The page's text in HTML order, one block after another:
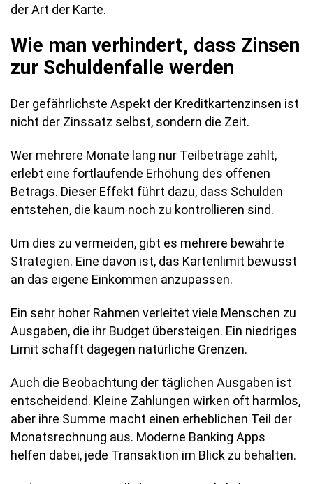
der Art der Karte.
Wie man verhindert, dass Zinsen
zur Schuldenfalle werden
Der gefährlichste Aspekt der Kreditkartenzinsen ist
nicht der Zinssatz selbst, sondern die Zeit.
Wer mehrere Monate lang nur Teilbeträge zahlt,
erlebt eine fortlaufende Erhöhung des offenen
Betrags. Dieser Effekt führt dazu, dass Schulden
entstehen, die kaum noch zu kontrollieren sind.
Um dies zu vermeiden, gibt es mehrere bewährte
Strategien. Eine davon ist, das Kartenlimit bewusst
an das eigene Einkommen anzupassen.
Ein sehr hoher Rahmen verleitet viele Menschen zu
Ausgaben, die ihr Budget übersteigen. Ein niedriges
Limit schafft dagegen natürliche Grenzen.
Auch die Beobachtung der täglichen Ausgaben ist
entscheidend. Kleine Zahlungen wirken oft harmlos,
aber ihre Summe macht einen erheblichen Teil der
Monatsrechnung aus. Moderne Banking Apps
helfen dabei, jede Transaktion im Blick zu behalten.